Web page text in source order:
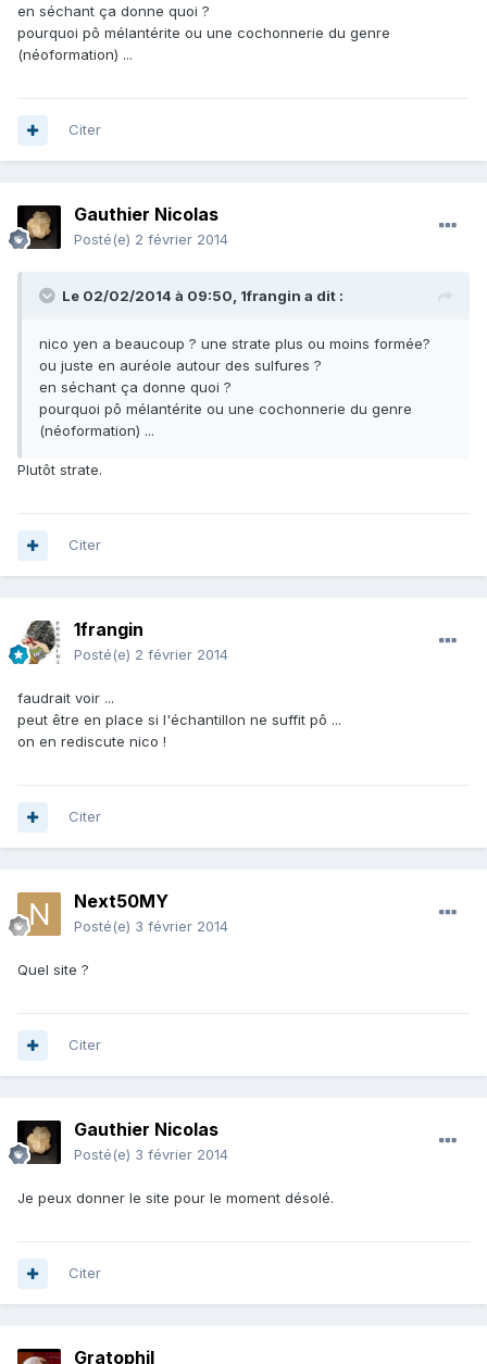
en séchant ça donne quoi ?
pourquoi pô mélantérite ou une cochonnerie du genre
(néoformation) ...
Citer
Gauthier Nicolas
Posté(e) 2 février 2014
Le 02/02/2014 à 09:50, 1frangin a dit :
nico yen a beaucoup ? une strate plus ou moins formée?
ou juste en auréole autour des sulfures ?
en séchant ça donne quoi ?
pourquoi pô mélantérite ou une cochonnerie du genre
(néoformation) ...
Plutôt strate.
Citer
1frangin
Posté(e) 2 février 2014
faudrait voir ...
peut être en place si l'échantillon ne suffit pô ...
on en rediscute nico !
Citer
Next50MY
Posté(e) 3 février 2014
Quel site ?
Citer
Gauthier Nicolas
Posté(e) 3 février 2014
Je peux donner le site pour le moment désolé.
Citer
Gratophil